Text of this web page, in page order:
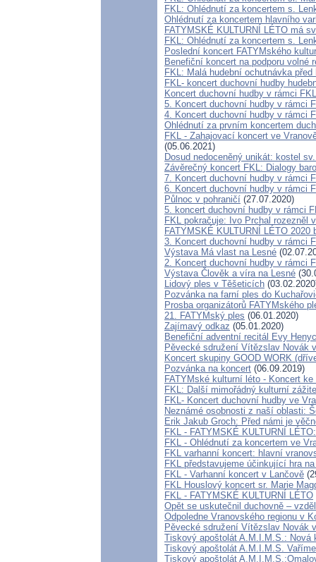
FKL: Ohlédnutí za koncertem s.
Ohlédnutí za koncertem hlavního
FATYMSKÉ KULTURNÍ LÉTO má
FKL: Ohlédnutí za koncertem s.
Poslední koncert FATYMského
Benefiční koncert na podporu volné
FKL: Malá hudební ochutnávka
FKL- koncert duchovní hudby
Koncert duchovní hudby v rámci
5. Koncert duchovní hudby v rámci
4. Koncert duchovní hudby v rámci
Ohlédnutí za prvním koncertem
FKL - Zahajovací koncert ve
(05.06.2021)
Dosud nedoceněný unikát: kostel
Závěrečný koncert FKL: Dialogy
7. Koncert duchovní hudby v rámci
6. Koncert duchovní hudby v rámci
Půlnoc v pohraničí (27.07.2020)
5. koncert duchovní hudby v rámci
FKL pokračuje: Ivo Prchal rozezněl
FATYMSKÉ KULTURNÍ LÉTO 2020
3. Koncert duchovní hudby v rámci
Výstava Má vlast na Lesné
2. Koncert duchovní hudby v rámci
Výstava Člověk a víra na Lesné
Lidový ples v Těšeticích
Pozvánka na farní ples do
Prosba organizátorů FATYMského
21. FATYMský ples (06.01.2020)
Zajímavý odkaz (05.01.2020)
Benefiční adventní recitál Evy
Pěvecké sdružení Vítězslav Novák
Koncert skupiny GOOD WORK
Pozvánka na koncert (06.09.2019)
FATYMské kulturní léto - Koncert
FKL: Další mimořádný kulturní
FKL- Koncert duchovní hudby ve
Neznámé osobnosti z naší oblasti:
Erik Jakub Groch: Před námi je
FKL - FATYMSKÉ KULTURNÍ
FKL - Ohlédnutí za koncertem ve
FKL varhanní koncert: hlavní
FKL představujeme účinkující hra
FKL - Varhanní koncert v Lančově
FKL Houslový koncert sr. Marie
FKL - FATYMSKÉ KULTURNÍ LÉTO
Opět se uskutečnil duchovně –
Odpoledne Vranovského regionu v
Pěvecké sdružení Vítězslav Novák
Tiskový apoštolát A.M.I.M.S.: Nová
Tiskový apoštolát A.M.I.M.S.
Tiskový apoštolát